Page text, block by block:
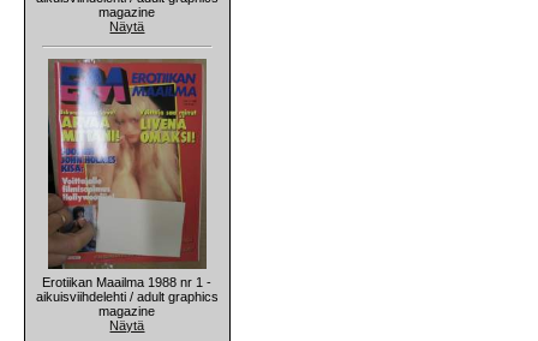
magazine
Näytä
Erotiikan Maailma 1988 nr 1 -
aikuisviihdelehti / adult graphics
magazine
Näytä